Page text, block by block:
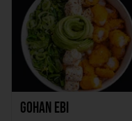
Gohan Ebi